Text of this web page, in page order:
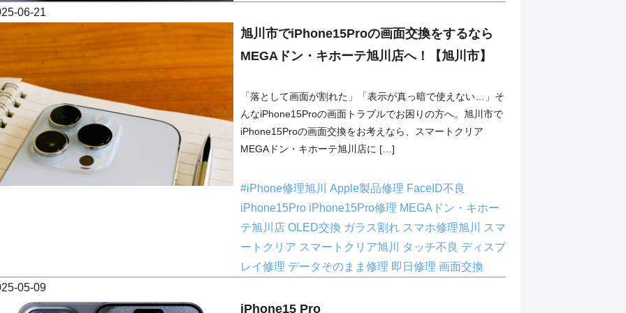
06-21
旭川市でiPhone15Proの画面交換をするなら
MEGAドン・キホーテ旭川店へ！【旭川市】
「落として画面が割れた」「表示が真っ暗で使えない…」そ
んなiPhone15Proの画面トラブルでお困りの方へ。旭川市で
iPhone15Proの画面交換をお考えなら、スマートクリア
MEGAドン・キホーテ旭川店に […]
#iPhone修理旭川 Apple製品修理 FaceID不良
iPhone15Pro iPhone15Pro修理 MEGAドン・キホー
テ旭川店 OLED交換 ガラス割れ スマホ修理旭川
スマ
ートクリア スマートクリア旭川 タッチ不良 ディスプ
レイ修理 データそのまま修理 即日修理 画面交換
05-09
iPhone15 Pro